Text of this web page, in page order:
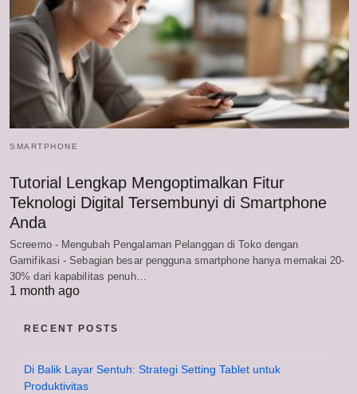
SMARTPHONE
Tutorial Lengkap Mengoptimalkan Fitur
Teknologi Digital Tersembunyi di Smartphone
Anda
Screemo - Mengubah Pengalaman Pelanggan di Toko dengan
Gamifikasi - Sebagian besar pengguna smartphone hanya memakai 20-
30% dari kapabilitas penuh…
1 month ago
RECENT POSTS
Di Balik Layar Sentuh: Strategi Setting Tablet untuk
Produktivitas